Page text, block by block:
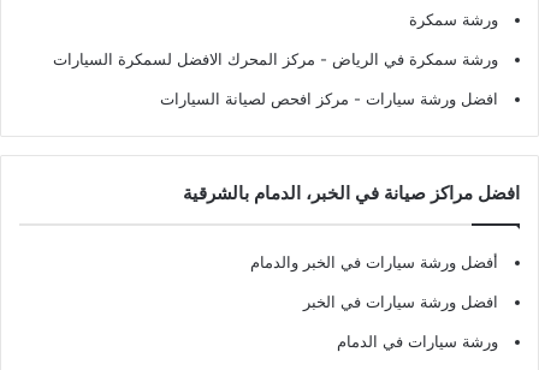
ورشة سمكرة
ورشة سمكرة في الرياض - مركز المحرك الافضل لسمكرة السيارات
افضل ورشة سيارات - مركز افحص لصيانة السيارات
افضل مراكز صيانة في الخبر، الدمام بالشرقية
أفضل ورشة سيارات في الخبر والدمام
افضل ورشة سيارات في الخبر
ورشة سيارات في الدمام